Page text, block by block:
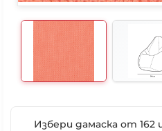
Избери дамаска от